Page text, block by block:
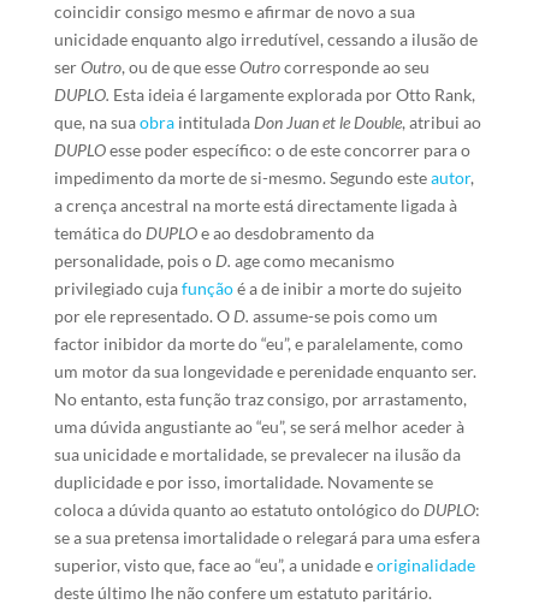
coincidir consigo mesmo e afirmar de novo a sua
unicidade enquanto algo irredutível, cessando a ilusão de
serOutro, ou de que esseOutrocorresponde ao seu
DUPLO. Esta ideia é largamente explorada por Otto Rank,
que, na suaobraintitulada Don Juan et le Double, atribui ao
DUPLOesse poder específico: o de este concorrer para o
impedimento da morte de si-mesmo. Segundo esteautor,
a crença ancestral na morte está directamente ligada à
temática do DUPLOe ao desdobramento da
personalidade, pois o D. age como mecanismo
privilegiado cujafunçãoé a de inibir a morte do sujeito
por ele representado. O D. assume-se pois como um
factor inibidor da morte do “eu”, e paralelamente, como
um motor da sua longevidade e perenidade enquanto ser.
No entanto, esta função traz consigo, por arrastamento,
uma dúvida angustiante ao “eu”, se será melhor aceder à
sua unicidade e mortalidade, se prevalecer na ilusão da
duplicidade e por isso, imortalidade. Novamente se
coloca a dúvida quanto ao estatuto ontológico do DUPLO:
se a sua pretensa imortalidade o relegará para uma esfera
superior, visto que, face ao “eu”, a unidade eoriginalidade
deste último lhe não confere um estatuto paritário.